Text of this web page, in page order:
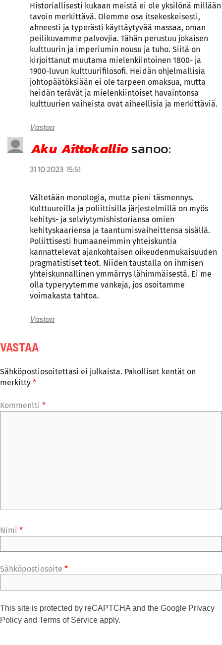
Historiallisesti kukaan meistä ei ole yksilönä millään
tavoin merkittävä. Olemme osa itsekeskeisesti,
ahneesti ja typerästi käyttäytyvää massaa, oman
peilikuvamme palvovjia. Tähän perustuu jokaisen
kulttuurin ja imperiumin nousu ja tuho. Siitä on
kirjoittanut muutama mielenkiintoinen 1800- ja
1900-luvun kulttuurifilosofi. Heidän ohjelmallisia
johtopäätöksiään ei ole tarpeen omaksua, mutta
heidän terävät ja mielenkiintoiset havaintonsa
kulttuurien vaiheista ovat aiheellisia ja merkittäviä.
Vastaa
Aku Aittokalliosanoo:
31.10.2023 15:51
Vältetään monologia, mutta pieni täsmennys.
Kulttuureilla ja poliittisilla järjestelmillä on myös
kehitys- ja selviytymishistoriansa omien
kehityskaariensa ja taantumisvaiheittensa sisällä.
Poliittisesti humaaneimmin yhteiskuntia
kannattelevat ajankohtaisen oikeudenmukaisuuden
pragmatistiset teot. Niiden taustalla on ihmisen
yhteiskunnallinen ymmärrys lähimmäisestä. Ei me
olla typeryytemme vankeja, jos osoitamme
voimakasta tahtoa.
Vastaa
VASTAA
Sähköpostiosoitettasi ei julkaista. Pakolliset kentät on
merkitty *
Kommentti *
Nimi *
Sähköpostiosoite *
This site is protected by reCAPTCHA and the Google Privacy
Policy and Terms of Service apply.